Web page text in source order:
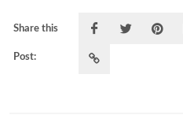
Share this
Post: